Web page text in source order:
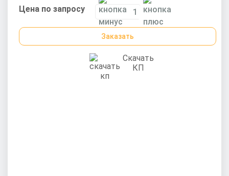
Цена по запросу
Заказать
Скачать
КП